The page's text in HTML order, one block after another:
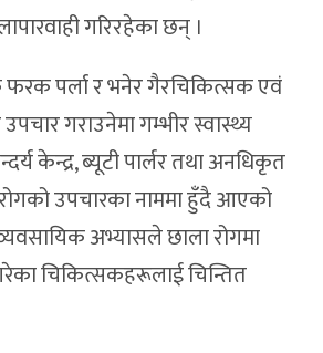
गरिरहेका छन् ।
फरक पर्ला र भनेर गैरचिकित्सक एवं
गराउनेमा गम्भीर स्वास्थ्य
केन्द्र, ब्यूटी पार्लर तथा अनधिकृत
उपचारका नाममा हुँदै आएको
अभ्यासले छाला रोगमा
चिकित्सकहरूलाई चिन्तित